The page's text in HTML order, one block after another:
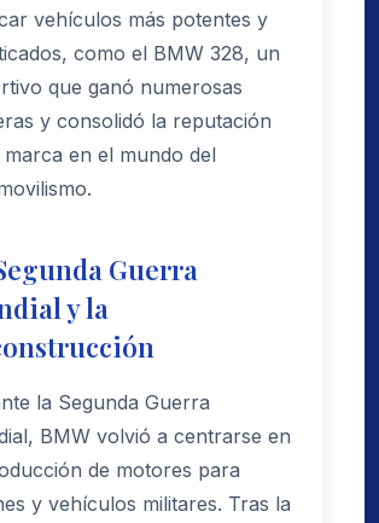
vehículos más potentes y
como el BMW 328, un
que ganó numerosas
y consolidó la reputación
marca en el mundo del
Guerra
y la
la Segunda Guerra
BMW volvió a centrarse en
de motores para
y vehículos militares. Tras la